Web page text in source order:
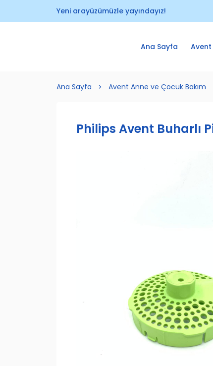
Yeni arayüzümüzle yayındayız!
Ana Sayfa Avent
Ana Sayfa Avent Anne ve Çocuk Bakım
Philips Avent Buharlı